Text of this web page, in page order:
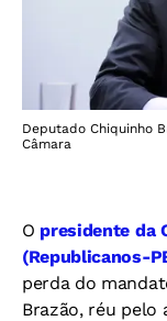
Deputado Chiquinho
Câmara
O presidente da
(Republicanos-
perda do
Brazão, réu pelo